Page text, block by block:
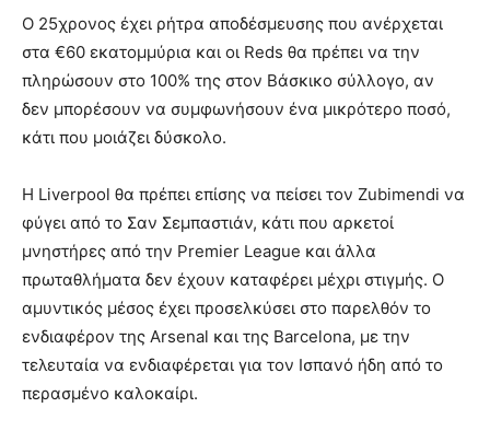
Ο 25χρονος έχει ρήτρα αποδέσμευσης που ανέρχεται
στα €60 εκατομμύρια και οι Reds θα πρέπει να την
πληρώσουν στο 100% της στον Βάσκικο σύλλογο, αν
δεν μπορέσουν να συμφωνήσουν ένα μικρότερο ποσό,
κάτι που μοιάζει δύσκολο.
Η Liverpool θα πρέπει επίσης να πείσει τον Zubimendi να
φύγει από το Σαν Σεμπαστιάν, κάτι που αρκετοί
μνηστήρες από την Premier League και άλλα
πρωταθλήματα δεν έχουν καταφέρει μέχρι στιγμής. Ο
αμυντικός μέσος έχει προσελκύσει στο παρελθόν το
ενδιαφέρον της Arsenal και της Barcelona, με την
τελευταία να ενδιαφέρεται για τον Ισπανό ήδη από το
περασμένο καλοκαίρι.